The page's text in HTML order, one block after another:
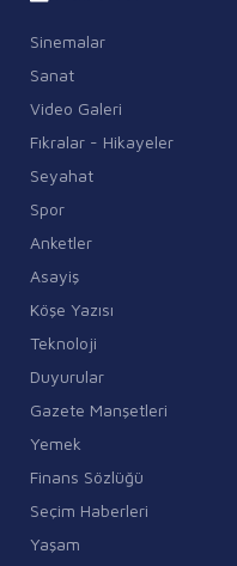
Sinemalar
Sanat
Video Galeri
Fıkralar - Hikayeler
Seyahat
Spor
Anketler
Asayiş
Köşe Yazısı
Teknoloji
Duyurular
Gazete Manşetleri
Yemek
Finans Sözlüğü
Seçim Haberleri
Yaşam